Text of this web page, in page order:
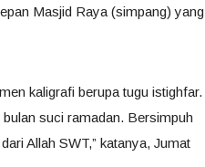
Masjid Raya (simpang) yang
kaligrafi berupa tugu istighfar.
suci ramadan. Bersimpuh
Allah SWT,” katanya, Jumat